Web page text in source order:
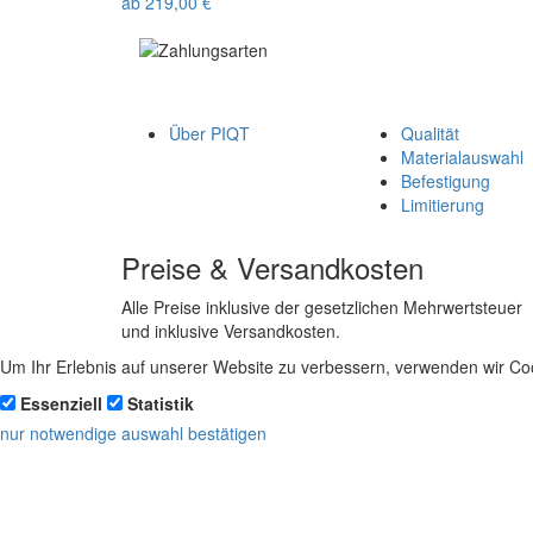
Über PIQT
Qualität
Materialauswahl
Befestigung
Limitierung
Preise & Versandkosten
Alle Preise inklusive der gesetzlichen Mehrwertsteuer
und inklusive Versandkosten.
Um Ihr Erlebnis auf unserer Website zu verbessern, verwenden wir
Essenziell
Statistik
nur notwendige auswahl bestätigen